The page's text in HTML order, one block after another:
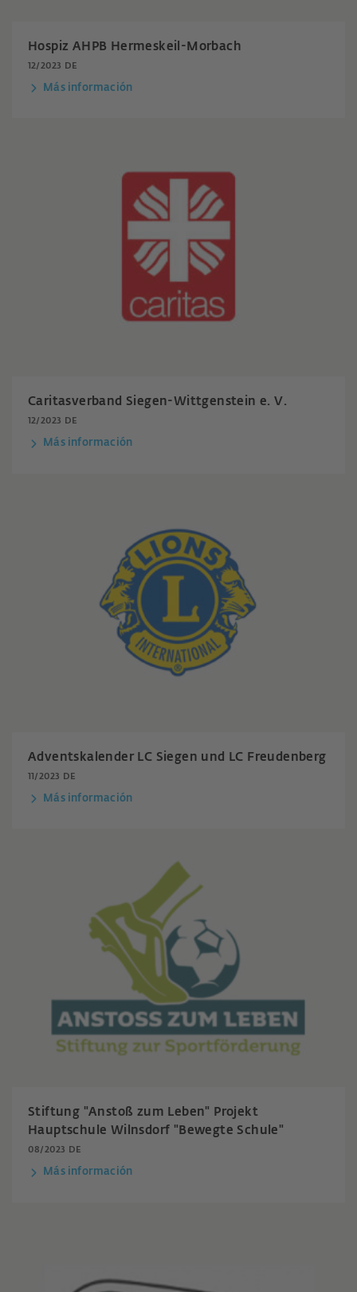
Hospiz AHPB Hermeskeil-Morbach
12/2023 DE
Más información
Caritasverband Siegen-Wittgenstein e. V.
12/2023 DE
Más información
Adventskalender LC Siegen und LC Freudenberg
11/2023 DE
Más información
Stiftung "Anstoß zum Leben" Projekt
Hauptschule Wilnsdorf "Bewegte Schule"
08/2023 DE
Más información